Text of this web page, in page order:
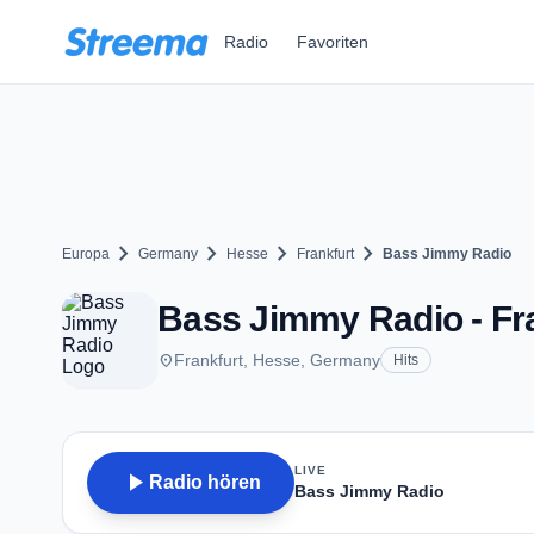
Radio Favoriten
Europa chevron_right Germany chevron_right Hesse chevron_right Frankfurtchevron_right Bass Jimmy Radio
Bass Jimmy Radio -
placeFrankfurt, Hesse, Germany Hits
play_arrow Radio hören
LIVE
Bass Jimmy Radio